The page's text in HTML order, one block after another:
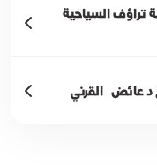
تراؤف السياحية
د عائض القرني